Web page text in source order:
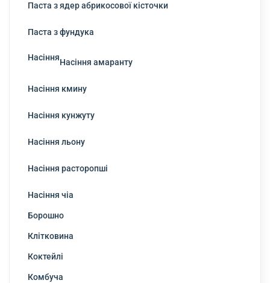
Паста з ядер абрикосової кісточки
Паста з фундука
НасінняНасіння амаранту
Насіння кмину
Насіння кунжуту
Насіння льону
Насіння расторопші
Насіння чіа
Борошно
Клітковина
Коктейлі
Комбуча